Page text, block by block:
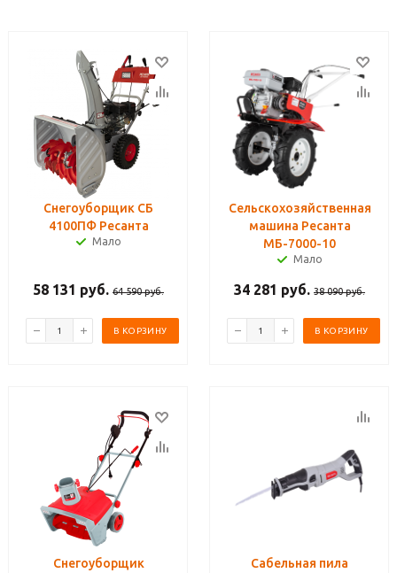
Снегоуборщик СБ
4100ПФ Ресанта
Мало
58 131 руб. 64 590руб.
В КОРЗИНУ
Сельскохозяйственная
машина Ресанта
МБ-7000-10
Мало
34 281 руб. 38 090руб.
В КОРЗИНУ
Снегоуборщик
Сабельная пила